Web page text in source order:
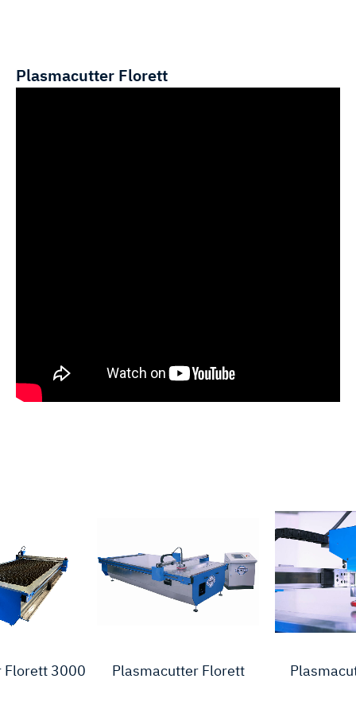
Plasmacutter Florett
Florett 3000 Plasmacutter Florett